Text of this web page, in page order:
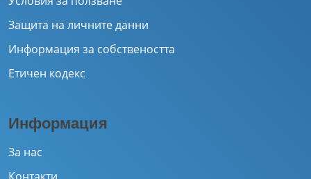
Защита на личните данни
Информация за собствеността
Етичен кодекс
Информация
За нас